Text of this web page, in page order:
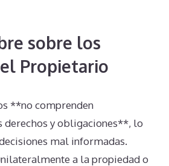
sobre los
Propietario
**no comprenden
derechos y obligaciones**, lo
mal informadas.
a la propiedad o